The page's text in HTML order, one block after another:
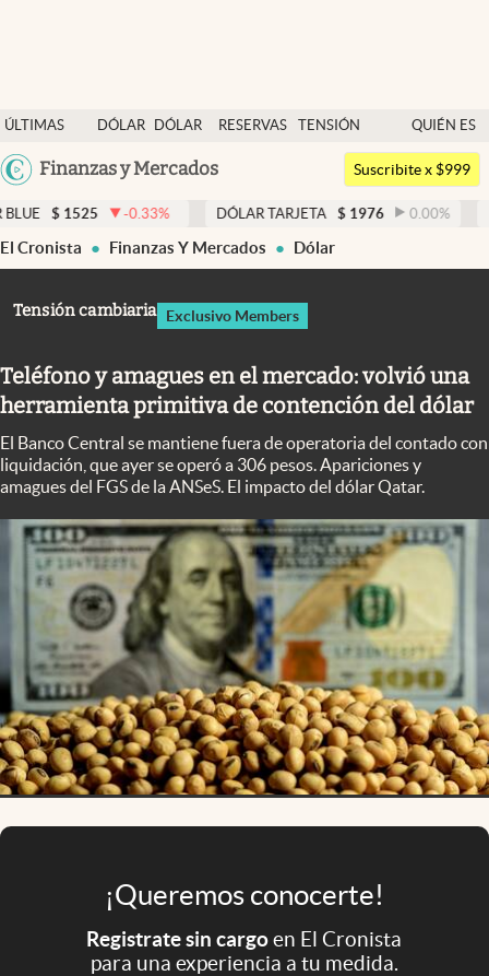
ÚLTIMAS
NOTICIAS
DÓLAR
DÓLAR
RESERVAS
TENSIÓN
GEOPOLÍTICA
QUIÉN ES
QUIÉN
Argentina
Finanzas y Mercados
Dólar
Members
Economía y Política
Finanzas y Mercados
Columnistas
Otras secciones
Apertura
Clase
Clima
Mundial 2026
Eventos Corporativos
El Cronista Studio
Mediakit
abre en nueva pestaña
Suscribite x $999
-0.33% DÓLAR TARJETA $ 1976 0.00% DÓLAR MEP
El Cronista Finanzas Y Mercados Dólar
Tensión cambiaria Exclusivo Members
Teléfono y amagues en el mercado: volvió una
herramienta primitiva de contención del dólar
El Banco Central se mantiene fuera de operatoria del contado con
liquidación, que ayer se operó a 306 pesos. Apariciones y
amagues del FGS de la ANSeS. El impacto del dólar Qatar.
¡Queremos conocerte!
Registrate sin cargoen El Cronista
para una experiencia a tu medida.